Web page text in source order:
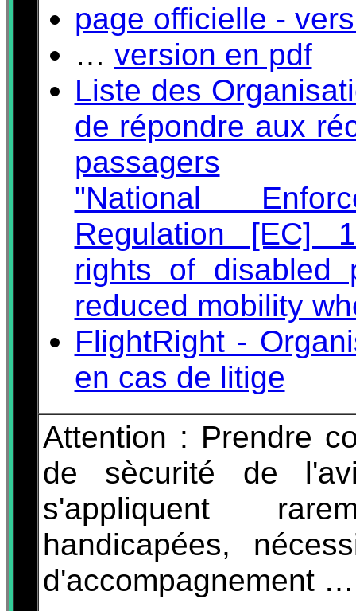
page officielle -
… version en pdf
Liste des
de répondre aux
passagers
"National
Regulation [EC]
rights of disabled
reduced mobility
FlightRight -
en cas de litige
Attention : Prendre
de sècurité de
s'appliquent
handicapées,
d'accompagnement …